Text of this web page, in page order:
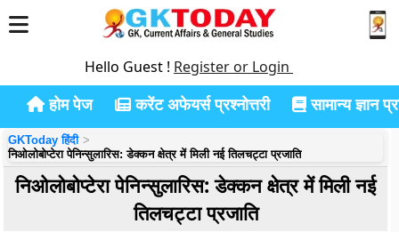
Hello Guest ! Register or Login
होम पेज करेंट अफेयर्स प्रश्नोत्तरी सामान्य ज्ञान
GKToday हिंदी
निओलोबोप्टेरा पेनिन्सुलारिस: डेक्कन क्षेत्र में मिली नई तिलचट्टा प्रजाति
निओलोबोप्टेरा पेनिन्सुलारिस: डेक्कन क्षेत्र में मिली नई
तिलचट्टा प्रजाति